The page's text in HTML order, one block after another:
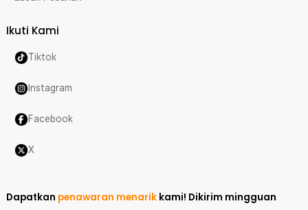
Ikuti Kami
Tiktok
Instagram
Facebook
X
Dapatkan penawaran menarik kami! Dikirim mingguan